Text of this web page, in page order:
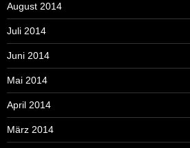
August 2014
Juli 2014
Juni 2014
Mai 2014
April 2014
März 2014